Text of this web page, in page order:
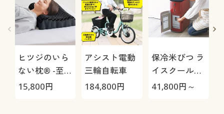
ヒツジのいら
ない枕® -至
極-
15,800円
アシスト電動
三輪自転車
184,800円
保冷米びつ ラ
イスクール
HRC-
41,800円～